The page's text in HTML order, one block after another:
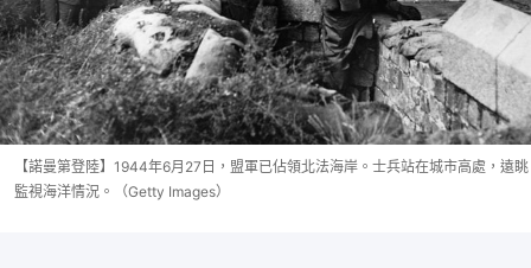
【諾曼第登陸】1944年6月27日，盟軍已佔領北法海岸。士兵站在城市高處，遠眺
監視海洋情況。（Getty Images）